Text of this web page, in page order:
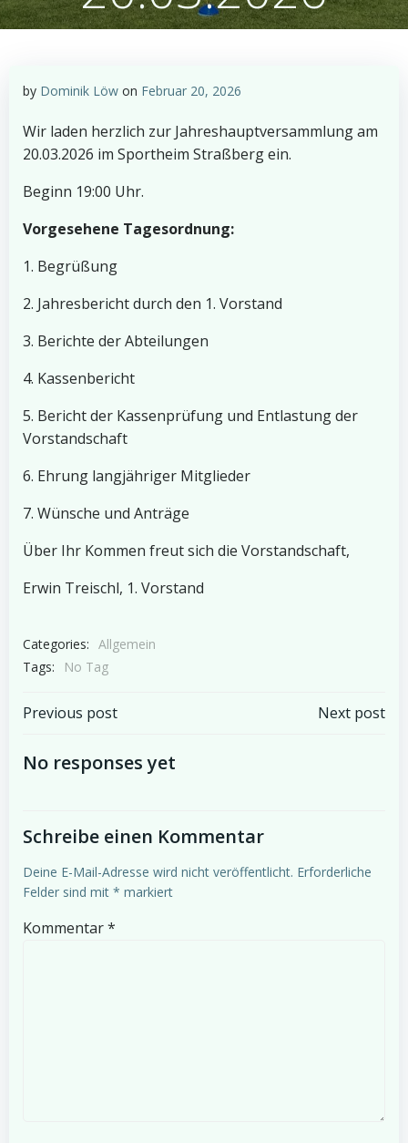
by Dominik Löw on Februar 20, 2026
Wir laden herzlich zur Jahreshauptversammlung am
20.03.2026 im Sportheim Straßberg ein.
Beginn 19:00 Uhr.
Vorgesehene Tagesordnung:
1. Begrüßung
2. Jahresbericht durch den 1. Vorstand
3. Berichte der Abteilungen
4. Kassenbericht
5. Bericht der Kassenprüfung und Entlastung der
Vorstandschaft
6. Ehrung langjähriger Mitglieder
7. Wünsche und Anträge
Über Ihr Kommen freut sich die Vorstandschaft,
Erwin Treischl, 1. Vorstand
Categories: Allgemein
Tags:
No Tag
Beitragsnavigation
Previous post Next post
No responses yet
Schreibe einen Kommentar
Deine E-Mail-Adresse wird nicht veröffentlicht. Erforderliche
Felder sind mit * markiert
Kommentar*